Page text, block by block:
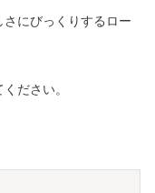
にびっくりするロー
ださい。